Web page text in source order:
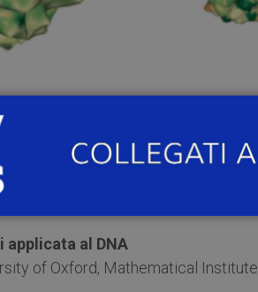
ore 18.00
incontro del ciclo
applicata al DNA
of Oxford, Mathematical Institute